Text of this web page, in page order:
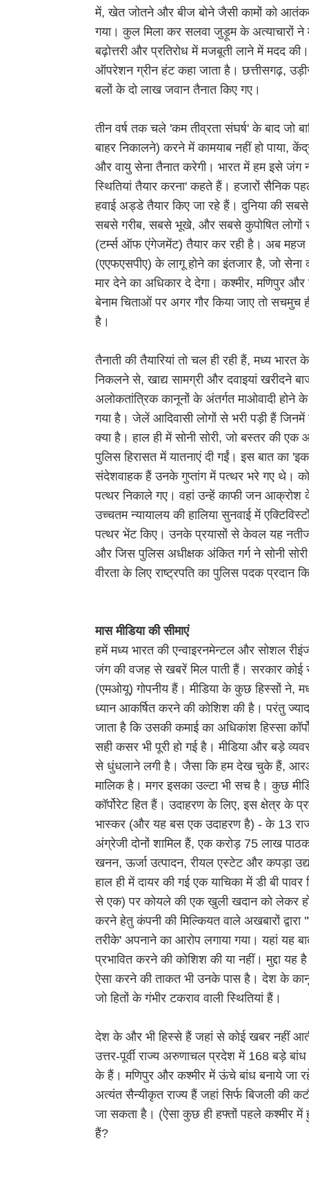
में, खेत जोतने और बीज बोने जैसी कामों को
गया। कुल मिला कर सलवा जुड़ूम के अत्याचारों ने
बढ़ोत्तरी और प्रतिरोध में मजबूती लाने में मदद
ऑपरेशन ग्रीन हंट कहा जाता है। छत्तीसगढ़,
बलों के दो लाख जवान तैनात किए गए।
तीन वर्ष तक चले 'कम तीव्रता संघर्ष' के बाद जो
बाहर निकालने) करने में कामयाब नहीं हो पाया,
और वायु सेना तैनात करेगी। भारत में हम इसे
स्थितियां तैयार करना' कहते हैं। हजारों सैनिक
हवाई अड्डे तैयार किए जा रहे हैं। दुनिया की
सबसे गरीब, सबसे भूखे, और सबसे कुपोषित लोगों
(टर्म्स ऑफ एंगेजमेंट) तैयार कर रही है। अब महज
(एएफएसपीए) के लागू होने का इंतजार है, जो
मार देने का अधिकार दे देगा। कश्मीर, मणिपुर
बेनाम चिताओं पर अगर गौर किया जाए तो सचमुच
है।
तैनाती की तैयारियां तो चल ही रही हैं, मध्य
निकलने से, खाद्य सामग्री और दवाइयां खरीदने
अलोकतांत्रिक कानूनों के अंतर्गत माओवादी होने
गया है। जेलें आदिवासी लोगों से भरी पड़ी हैं
क्या है। हाल ही में सोनी सोरी, जो बस्तर की एक
पुलिस हिरासत में यातनाएं दी गईं। इस बात का
संदेशवाहक हैं उनके गुप्तांग में पत्थर भरे गए थे।
पत्थर निकाले गए। वहां उन्हें काफी जन आक्रोश
उच्चतम न्यायालय की हालिया सुनवाई में
पत्थर भेंट किए। उनके प्रयासों से केवल यह
और जिस पुलिस अधीक्षक अंकित गर्ग ने सोनी
वीरता के लिए राष्ट्रपति का पुलिस पदक प्रदान
मास मीडिया की सीमाएं
हमें मध्य भारत की एन्वाइरनमेन्टल और सोशल
जंग की वजह से खबरें मिल पाती हैं। सरकार कोई
(एमओयू) गोपनीय हैं। मीडिया के कुछ हिस्सों ने,
ध्यान आकर्षित करने की कोशिश की है। परंतु
जाता है कि उसकी कमाई का अधिकांश हिस्सा
सही कसर भी पूरी हो गई है। मीडिया और बड़े
से धुंधलाने लगी है। जैसा कि हम देख चुके हैं,
मालिक है। मगर इसका उल्टा भी सच है। कुछ
कॉर्पोरेट हित हैं। उदाहरण के लिए, इस क्षेत्र के
भास्कर (और यह बस एक उदाहरण है) - के 13
अंग्रेजी दोनों शामिल हैं, एक करोड़ 75 लाख
खनन, ऊर्जा उत्पादन, रीयल एस्टेट और कपड़ा
हाल ही में दायर की गई एक याचिका में डी बी
से एक) पर कोयले की एक खुली खदान को लेकर हो
करने हेतु कंपनी की मिल्कियत वाले अखबारों
तरीके' अपनाने का आरोप लगाया गया। यहां यह
प्रभावित करने की कोशिश की या नहीं। मुद्दा यह
ऐसा करने की ताकत भी उनके पास है। देश के
जो हितों के गंभीर टकराव वाली स्थितियां हैं।
देश के और भी हिस्से हैं जहां से कोई खबर नहीं
उत्तर-पूर्वी राज्य अरुणाचल प्रदेश में 168 बड़े
के हैं। मणिपुर और कश्मीर में ऊंचे बांध बनाये जा
अत्यंत सैन्यीकृत राज्य हैं जहां सिर्फ बिजली की
जा सकता है। (ऐसा कुछ ही हफ्तों पहले कश्मीर
हैं?